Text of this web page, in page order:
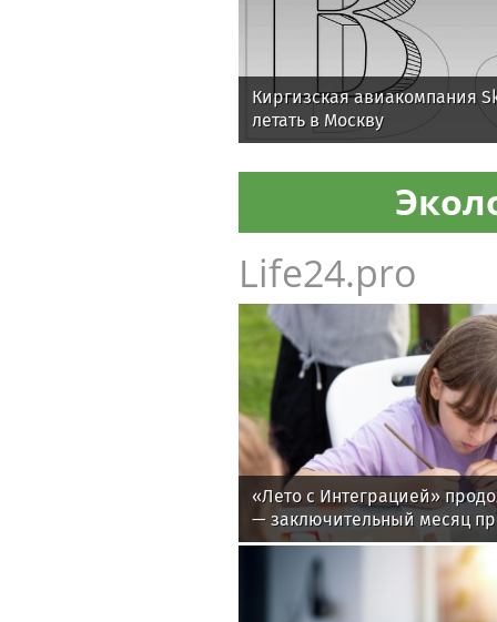
Киргизская авиакомпания
летать в Москву
Life24.pro
«Лето с Интеграцией»
— заключительный месяц